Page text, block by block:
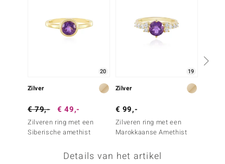
Collection
20
Zilver
€ 79,- € 49,-
Zilveren ring met een
Siberische amethist
19
Zilver
€ 99,-
Zilveren ring met een
Marokkaanse Amethist
Details van het artikel